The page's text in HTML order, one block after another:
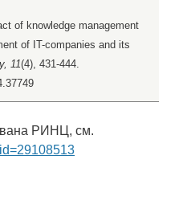
of knowledge management
of IT-companies and its
11(4), 431-444.
РИНЦ, см.